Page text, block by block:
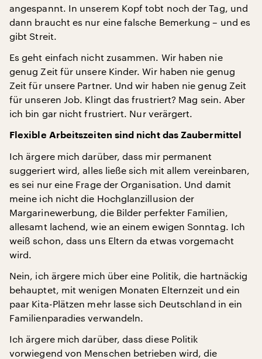
angespannt. In unserem Kopf tobt noch der Tag, und
dann braucht es nur eine falsche Bemerkung – und es
gibt Streit.
Es geht einfach nicht zusammen. Wir haben nie
genug Zeit für unsere Kinder. Wir haben nie genug
Zeit für unsere Partner. Und wir haben nie genug Zeit
für unseren Job. Klingt das frustriert? Mag sein. Aber
ich bin gar nicht frustriert. Nur verärgert.
Flexible Arbeitszeiten sind nicht das Zaubermittel
Ich ärgere mich darüber, dass mir permanent
suggeriert wird, alles ließe sich mit allem vereinbaren,
es sei nur eine Frage der Organisation. Und damit
meine ich nicht die Hochglanzillusion der
Margarinewerbung, die Bilder perfekter Familien,
allesamt lachend, wie an einem ewigen Sonntag. Ich
weiß schon, dass uns Eltern da etwas vorgemacht
wird.
Nein, ich ärgere mich über eine Politik, die hartnäckig
behauptet, mit wenigen Monaten Elternzeit und ein
paar Kita-Plätzen mehr lasse sich Deutschland in ein
Familienparadies verwandeln.
Ich ärgere mich darüber, dass diese Politik
vorwiegend von Menschen betrieben wird, die